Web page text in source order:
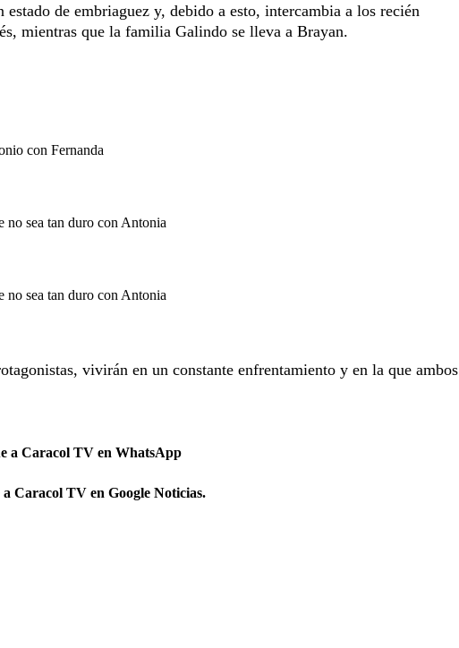
de embriaguez y, debido a esto, intercambia a los recién
mientras que la familia Galindo se lleva a Brayan.
con Fernanda
no sea tan duro con Antonia
no sea tan duro con Antonia
vivirán en un constante enfrentamiento y en la que ambos
a Caracol TV en WhatsApp
a Caracol TV en Google Noticias.